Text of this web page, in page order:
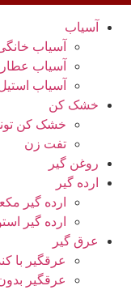
آسیاب
آسیاب
آسیاب
آسیاب
خشک کن
خشک کن
تفت زن
روغن گیر
ارده گیر
ارده گیر
ارده گیر
عرق گیر
عرقگیر با
عرقگیر